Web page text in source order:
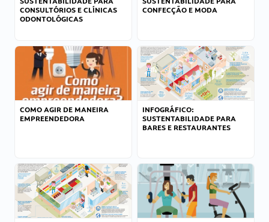
CONSULTÓRIOS E CLÍNICAS
ODONTOLÓGICAS
CONFECÇÃO E MODA
COMO AGIR DE MANEIRA
EMPREENDEDORA
INFOGRÁFICO:
SUSTENTABILIDADE PARA
BARES E RESTAURANTES